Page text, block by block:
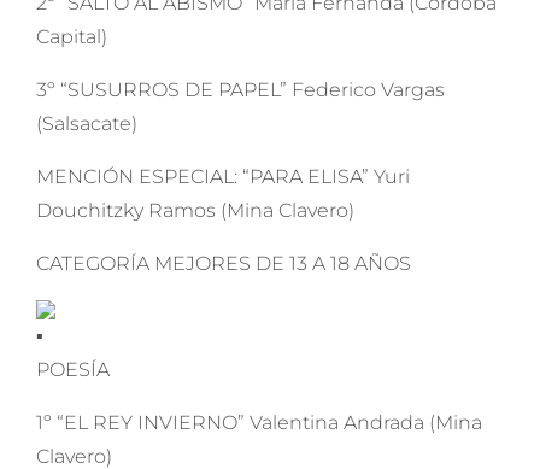
Capital)
3º “SUSURROS DE PAPEL” Federico Vargas
(Salsacate)
MENCIÓN ESPECIAL: “PARA ELISA” Yuri
Douchitzky Ramos (Mina Clavero)
CATEGORÍA MEJORES DE 13 A 18 AÑOS
POESÍA
1º “EL REY INVIERNO” Valentina Andrada (Mina
Clavero)